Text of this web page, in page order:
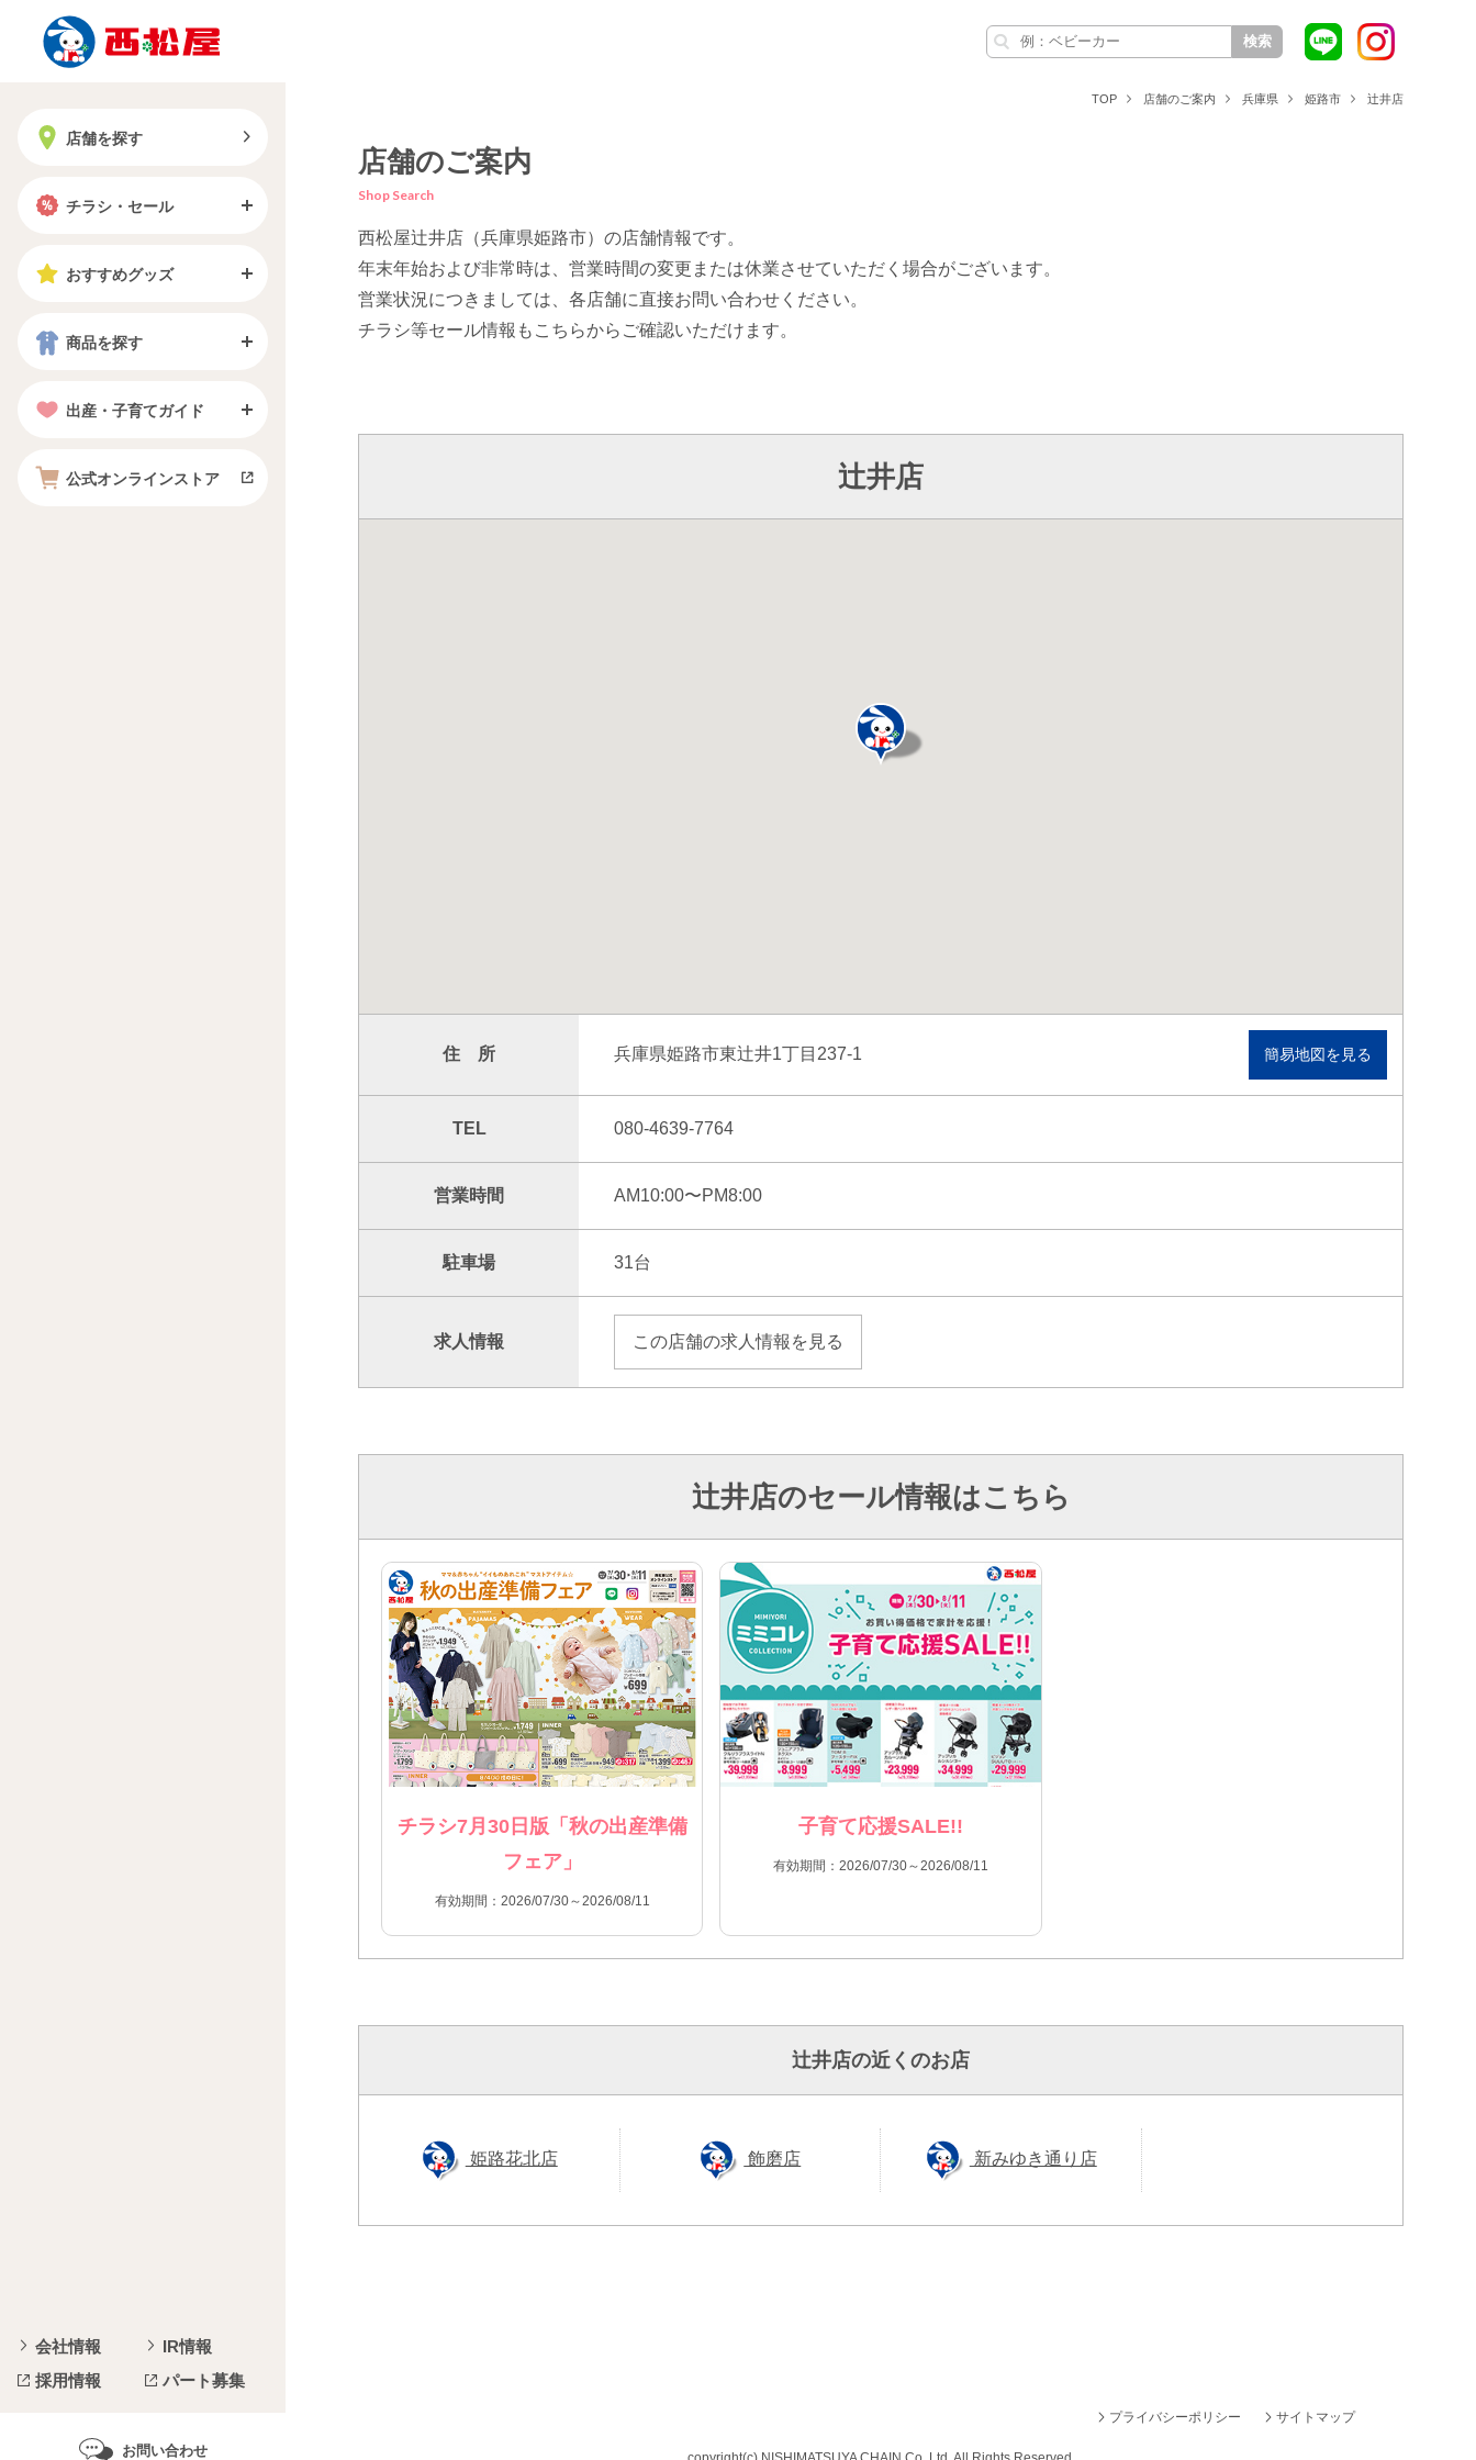
検索
店舗を探す
チラシ・セール
おすすめグッズ
商品を探す
出産・子育てガイド
公式オンラインストア
会社情報
IR情報
採用情報
パート募集
お問い合わせ
TOP 店舗のご案内 兵庫県 姫路市 辻井店
店舗のご案内
Shop Search
西松屋辻井店（兵庫県姫路市）の店舗情報です。
年末年始および非常時は、営業時間の変更または休業させていただく場合がございます。
営業状況につきましては、各店舗に直接お問い合わせください。
チラシ等セール情報もこちらからご確認いただけます。
辻井店
住 所 兵庫県姫路市東辻井1丁目237-1 簡易地図を見る
TEL 080-4639-7764
営業時間 AM10:00〜PM8:00
駐車場 31台
求人情報 この店舗の求人情報を見る
辻井店のセール情報はこちら
チラシ7月30日版「秋の出産準備
フェア」
有効期間：2026/07/30～2026/08/11
子育て応援SALE!!
有効期間：2026/07/30～2026/08/11
辻井店の近くのお店
姫路花北店 飾磨店 新みゆき通り店
プライバシーポリシー サイトマップ